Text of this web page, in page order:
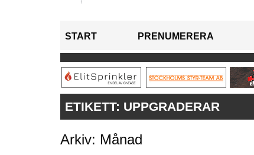
START PRENUMERERA
ETIKETT: UPPGRADERAR
Arkiv: Månad